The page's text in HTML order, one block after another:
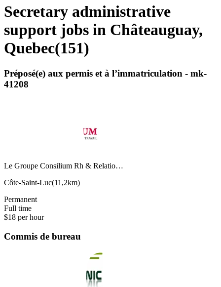
Secretary administrative
support jobs in Châteauguay,
Quebec(151)
Préposé(e) aux permis et à l’immatriculation - mk-
41208
Le Groupe Consilium Rh & Relatio…
Côte-Saint-Luc(11,2km)
Permanent
Full time
$18 per hour
Commis de bureau